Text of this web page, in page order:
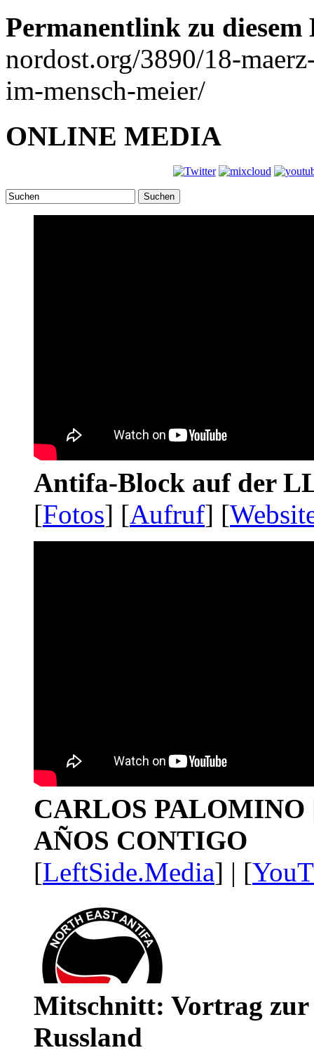
Permanentlink zu
nordost.org/3890/18-
im-mensch-meier/
ONLINE MEDIA
Suchen
Antifa-Block auf der
[Fotos] [Aufruf] [
CARLOS PALOMINO
AÑOS CONTIGO
[LeftSide.Media] | [
Mitschnitt: Vortrag zur
Russland